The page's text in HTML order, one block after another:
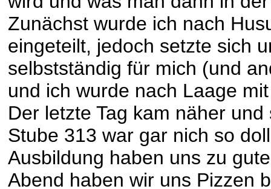
Zunächst wurde ich nach
eingeteilt, jedoch setzte sich
selbstständig für mich (und
und ich wurde nach Laage
Der letzte Tag kam näher
Stube 313 war gar nich so
Ausbildung haben uns zu
Abend haben wir uns Pizzen